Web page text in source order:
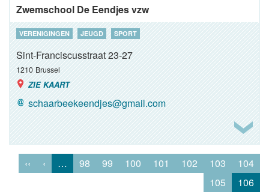
Zwemschool De Eendjes vzw
VERENIGINGEN JEUGD SPORT
Sint-Franciscusstraat 23-27
1210 Brussel
ZIE KAART
schaarbeekeendjes@gmail.com
‹‹ ‹ … 98 99 100 101 102 103
104
105
106